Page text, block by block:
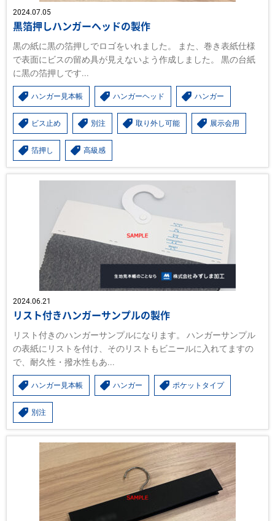
2024.07.05
黒箔押しハンガーヘッドの製作
黒の紙に黒の箔押しでロゴをいれました。 また、巻き表紙仕様
で表面にビスの留め具が見えないよう作成しました。 黒の台紙
に黒の箔押しです...
ハンガー見本帳 ハンガーヘッド ハンガー
ビス止め 別注 取り外し可能 展示会用
箔押し 高級感
2024.06.21
リスト付きハンガーサンプルの製作
リスト付きのハンガーサンプルになります。 ハンガーサンプル
の表紙にリストを付け、そのリストもビニールに入れてますの
で、耐久性・撥水性もあ...
ハンガー見本帳 ハンガー ポケットタイプ
別注